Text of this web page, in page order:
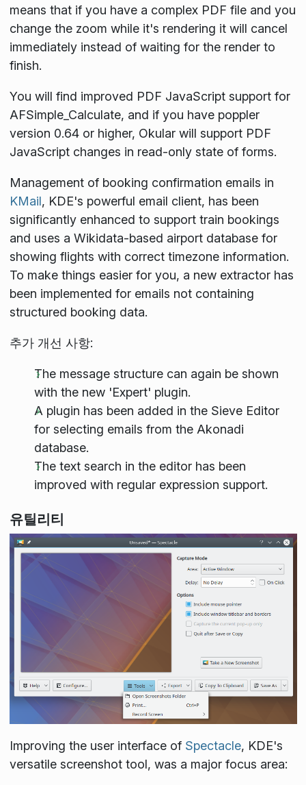
means that if you have a complex PDF file and you
change the zoom while it's rendering it will cancel
immediately instead of waiting for the render to
finish.
You will find improved PDF JavaScript support for
AFSimple_Calculate, and if you have poppler
version 0.64 or higher, Okular will support PDF
JavaScript changes in read-only state of forms.
Management of booking confirmation emails in
KMail, KDE's powerful email client, has been
significantly enhanced to support train bookings
and uses a Wikidata-based airport database for
showing flights with correct timezone information.
To make things easier for you, a new extractor has
been implemented for emails not containing
structured booking data.
추가 개선 사항:
The message structure can again be shown
with the new 'Expert' plugin.
A plugin has been added in the Sieve Editor
for selecting emails from the Akonadi
database.
The text search in the editor has been
improved with regular expression support.
유틸리티
Improving the user interface of Spectacle, KDE's
versatile screenshot tool, was a major focus area: